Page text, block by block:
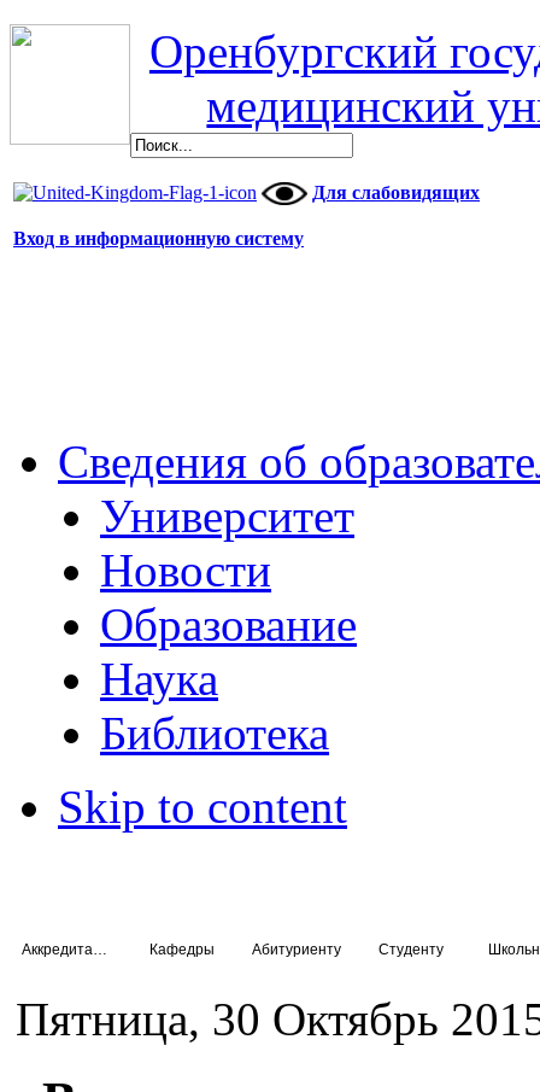
Оренбургский
медицинский
Для слабовидящих
Вход в информационную систему
Сведения об
Университет
Новости
Образование
Наука
Библиотека
Skip to content
Кафедры Абитуриенту Студенту
Пятница, 30 Октябрь